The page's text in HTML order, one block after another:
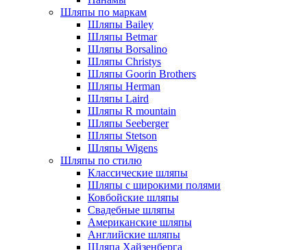
Шляпы по маркам
Шляпы Bailey
Шляпы Betmar
Шляпы Borsalino
Шляпы Christys
Шляпы Goorin Brothers
Шляпы Herman
Шляпы Laird
Шляпы R mountain
Шляпы Seeberger
Шляпы Stetson
Шляпы Wigens
Шляпы по стилю
Классические шляпы
Шляпы с широкими полями
Ковбойские шляпы
Свадебные шляпы
Американские шляпы
Английские шляпы
Шляпа Хайзенберга